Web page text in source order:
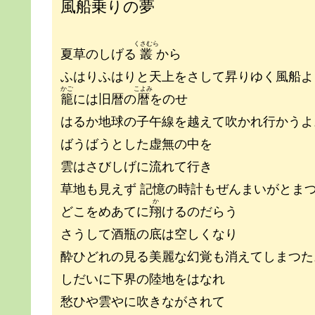
風船乗りの夢
夏草のしげる 叢
くさむら
から
ふはりふはりと天上をさして昇りゆく風船よ
籠
かご
には旧暦の暦
こよみ
をのせ
はるか地球の子午線を越えて吹かれ行かうよ
ばうばうとした虚無の中を
雲はさびしげに流れて行き
草地も見えず 記憶の時計もぜんまいがとま
どこをめあてに翔
か
けるのだらう
さうして酒瓶の底は空しくなり
酔ひどれの見る美麗な幻覚も消えてしまつた
しだいに下界の陸地をはなれ
愁ひや雲やに吹きながされて